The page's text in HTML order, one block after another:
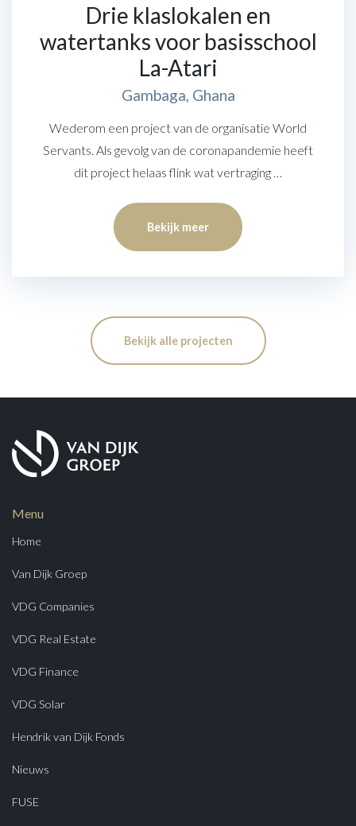
Drie klaslokalen en
watertanks voor basisschool
La-Atari
Gambaga, Ghana
Wederom een project van de organisatie World
Servants. Als gevolg van de coronapandemie heeft
dit project helaas flink wat vertraging …
Bekijk meer
Bekijk alle projecten
Menu
Home
Van Dijk Groep
VDG Companies
VDG Real Estate
VDG Finance
VDG Solar
Hendrik van Dijk Fonds
Nieuws
FUSE